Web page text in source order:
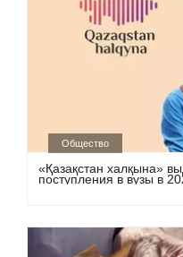
Общество
«Қазақстан халқына»
поступления в вузы в